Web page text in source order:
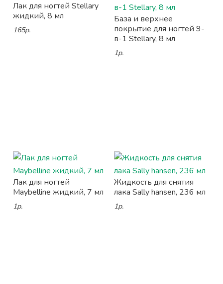
Лак для ногтей Stellary
жидкий, 8 мл
165р.
База и верхнее
покрытие для ногтей 9-
в-1 Stellary, 8 мл
1р.
Лак для ногтей
Maybelline жидкий, 7 мл
1р.
Жидкость для снятия
лака Sally hansen, 236 мл
1р.